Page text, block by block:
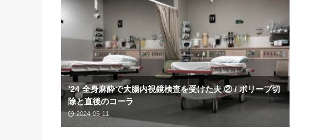
’24 全身麻酔で大腸内視鏡検査を受けた夫 ② / ポリープ切
除と直後のコーラ
2024-05-11